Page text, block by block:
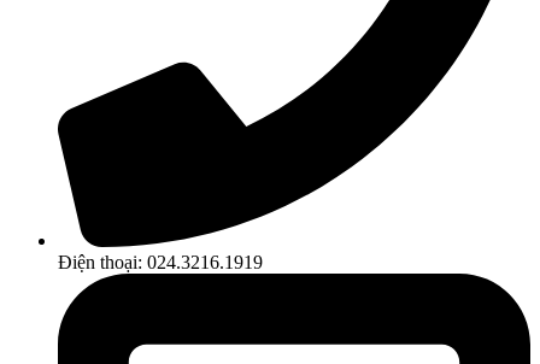
Điện thoại: 024.3216.1919